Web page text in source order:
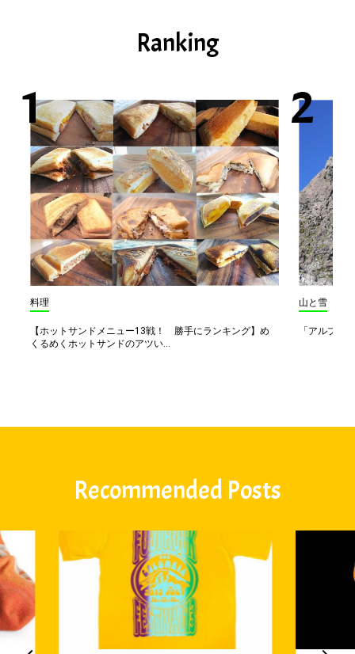
Ranking
料理
【ホットサンドメニュー13戦！ 勝手にランキング】め
くるめくホットサンドのアツい...
山と雪
「アルプス
Recommended Posts